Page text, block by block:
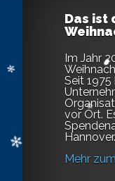
Das ist
Im Jahr
Seit 1975
vor Ort.
Hannover.
Mehr